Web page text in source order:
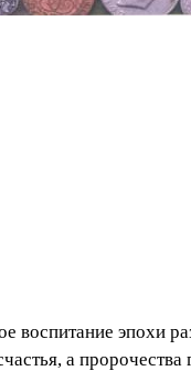
воспитание эпохи
а